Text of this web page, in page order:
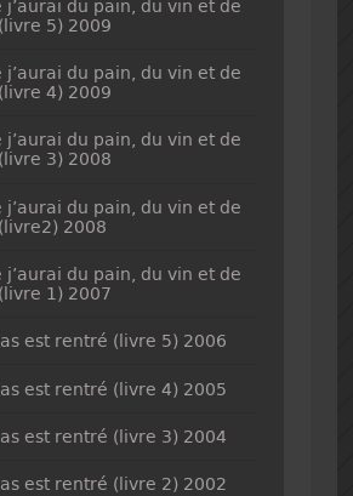
j’aurai du pain, du vin et de
5) 2009
j’aurai du pain, du vin et de
4) 2009
j’aurai du pain, du vin et de
3) 2008
j’aurai du pain, du vin et de
2008
j’aurai du pain, du vin et de
1) 2007
est rentré (livre 5) 2006
est rentré (livre 4) 2005
est rentré (livre 3) 2004
est rentré (livre 2) 2002